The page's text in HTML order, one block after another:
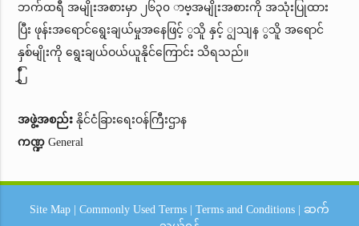
ဘက်ထရီ အမျိုးအစားမှာ ၂၆၃၀ ာဗ့အမျိုးအစားကို အသုံးပြုထား
ပြီး ဖုန်းအရောင်ရွေးချယ်မှုအနေဖြင့် ွသိူ နှင့် ျွသျန ွသိူ အရောင်
နှစ်မျိုးကို ရွေးချယ်ဝယ်ယူနိုင်ကြောင်း သိရသည်။
ြွှီ
အဖွဲ့အစည်း နိုင်ငံခြားရေးဝန်ကြီးဌာန
ကဏ္ဍ General
Site Map | Commonly Used Terms | Terms and Conditions | ဆက်